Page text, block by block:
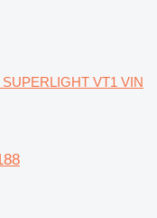
SUPERLIGHT VT1 VIN